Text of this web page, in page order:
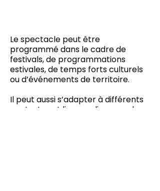
Le spectacle peut être
programmé dans le cadre de
festivals, de programmations
estivales, de temps forts culturels
ou d’événements de territoire.
Il peut aussi s’adapter à différents
contextes et lieux, en lien avec les